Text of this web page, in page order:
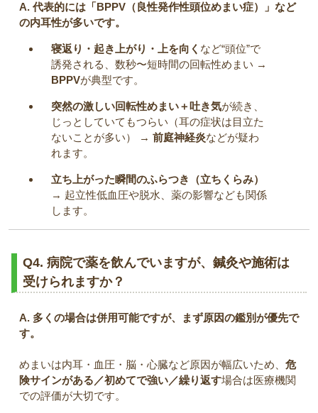
A. 代表的には「BPPV（良性発作性頭位めまい症）」など
の内耳性が多いです。
寝返り・起き上がり・上を向く など“頭位”で
誘発される、数秒〜短時間の回転性めまい →
BPPVが典型です。
突然の激しい回転性めまい＋吐き気が続き、
じっとしていてもつらい（耳の症状は目立た
ないことが多い） → 前庭神経炎などが疑わ
れます。
立ち上がった瞬間のふらつき（立ちくらみ）
→ 起立性低血圧や脱水、薬の影響なども関係
します。
Q4. 病院で薬を飲んでいますが、鍼灸や施術は
受けられますか？
A. 多くの場合は併用可能ですが、まず原因の鑑別が優先で
す。
めまいは内耳・血圧・脳・心臓など原因が幅広いため、 危
険サインがある／初めてで強い／繰り返す場合は医療機関
での評価が大切です。